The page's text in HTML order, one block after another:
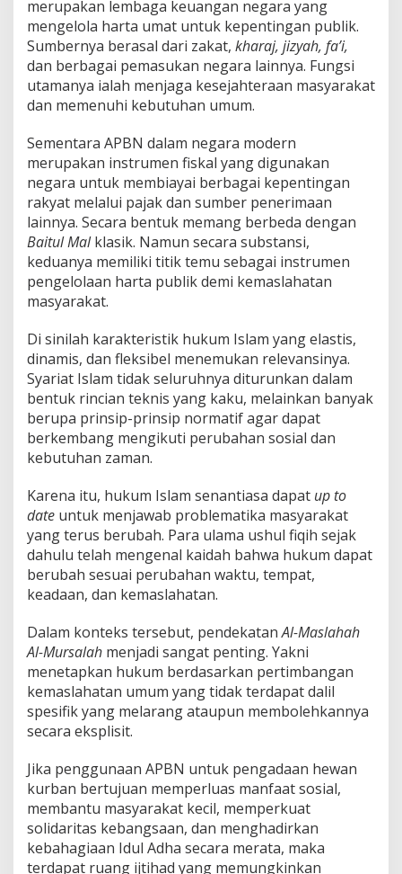
merupakan lembaga keuangan negara yang
mengelola harta umat untuk kepentingan publik.
Sumbernya berasal dari zakat, kharaj, jizyah, fa’i,
dan berbagai pemasukan negara lainnya. Fungsi
utamanya ialah menjaga kesejahteraan masyarakat
dan memenuhi kebutuhan umum.
Sementara APBN dalam negara modern
merupakan instrumen fiskal yang digunakan
negara untuk membiayai berbagai kepentingan
rakyat melalui pajak dan sumber penerimaan
lainnya. Secara bentuk memang berbeda dengan
Baitul Malklasik. Namun secara substansi,
keduanya memiliki titik temu sebagai instrumen
pengelolaan harta publik demi kemaslahatan
masyarakat.
Di sinilah karakteristik hukum Islam yang elastis,
dinamis, dan fleksibel menemukan relevansinya.
Syariat Islam tidak seluruhnya diturunkan dalam
bentuk rincian teknis yang kaku, melainkan banyak
berupa prinsip-prinsip normatif agar dapat
berkembang mengikuti perubahan sosial dan
kebutuhan zaman.
Karena itu, hukum Islam senantiasa dapat up to
date untuk menjawab problematika masyarakat
yang terus berubah. Para ulama ushul fiqih sejak
dahulu telah mengenal kaidah bahwa hukum dapat
berubah sesuai perubahan waktu, tempat,
keadaan, dan kemaslahatan.
Dalam konteks tersebut, pendekatanAl-Maslahah
Al-Mursalah menjadi sangat penting. Yakni
menetapkan hukum berdasarkan pertimbangan
kemaslahatan umum yang tidak terdapat dalil
spesifik yang melarang ataupun membolehkannya
secara eksplisit.
Jika penggunaan APBN untuk pengadaan hewan
kurban bertujuan memperluas manfaat sosial,
membantu masyarakat kecil, memperkuat
solidaritas kebangsaan, dan menghadirkan
kebahagiaan Idul Adha secara merata, maka
terdapat ruang ijtihad yang memungkinkan